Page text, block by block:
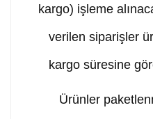
kargo) işleme
verilen siparişler
kargo süresine
Ürünler